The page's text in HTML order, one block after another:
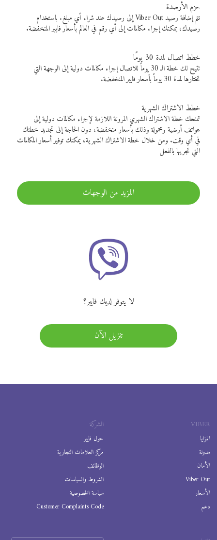
حزم الأرصدة
تتم إضافة رصيد Viber Out إلى رصيدك عند شراء أي مبلغ. باستخدام
رصيدك، يمكنك إجراء مكالمات إلى أي رقم في العالم بأسعار فايبر المنخفضة.
خطط اتصال لمدة 30 يومًا
تتيح لك خطة الـ 30 يوماً للاتصال إجراء مكالمات دولية إلى الوجهة التي
تختارها لمدة 30 يوماً بأسعار فايبر المنخفضة.
خطط الاشتراك الشهرية
تمنحك خطة الاشتراك الشهري المرونة اللازمة لإجراء مكالمات دولية إلى
هواتف أرضية ومحمولة وذلك بأسعار منخفضة، دون الحاجة إلى تجديد خطتك
في أي وقت. ومن خلال خطة الاشتراك الشهرية، يمكنك توفير أسعار المكالمات
التي تجريها بالفعل
المزيد من الوجهات
لا يتوفر لديك فايبر؟
تنزيل الآن
VIBER
المزايا
مدونة
الأمان
Viber Out
الأسعار
دعم
الشركة
حول فايبر
مركز العلامات التجارية
الوظائف
الشروط والسياسات
سياسة الخصوصية
Customer Complaints Code